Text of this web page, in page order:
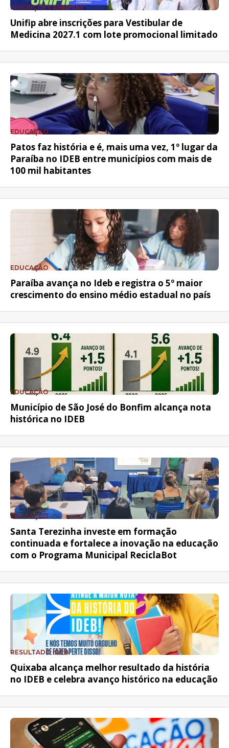
INSCRIÇÕES ABERTAS
Unifip abre inscrições para Vestibular de
Medicina 2027.1 com lote promocional limitado
EDUCAÇÃO
Patos faz história e é, mais uma vez, 1º lugar da
Paraíba no IDEB entre municípios com mais de
100 mil habitantes
EDUCAÇÃO
Paraíba avança no Ideb e registra o 5º maior
crescimento do ensino médio estadual no país
EDUCAÇÃO
Município de São José do Bonfim alcança nota
histórica no IDEB
EDUCAÇÃO
Santa Terezinha investe em formação
continuada e fortalece a inovação na educação
com o Programa Municipal ReciclaBot
RESULTADO IDEB
Quixaba alcança melhor resultado da história
no IDEB e celebra avanço histórico na educação